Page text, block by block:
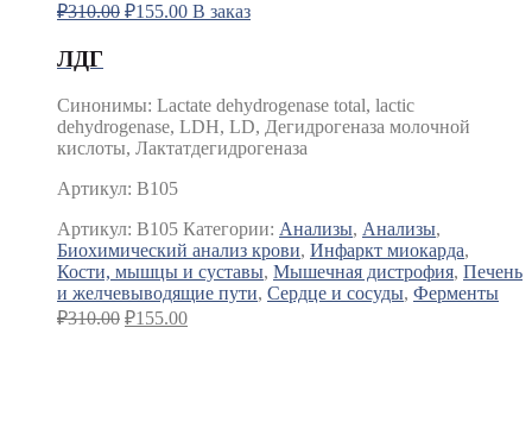
₽310.00 ₽155.00 В заказ
ЛДГ
Синонимы: Lactate dehydrogenase total, lactic
dehydrogenase, LDH, LD, Дегидрогеназа молочной
кислоты, Лактатдегидрогеназа
Артикул: B105
Артикул: B105 Категории: Анализы, Анализы,
Биохимический анализ крови, Инфаркт миокарда,
Кости, мышцы и суставы, Мышечная дистрофия, Печень
и желчевыводящие пути, Сердце и сосуды, Ферменты
₽310.00 ₽155.00